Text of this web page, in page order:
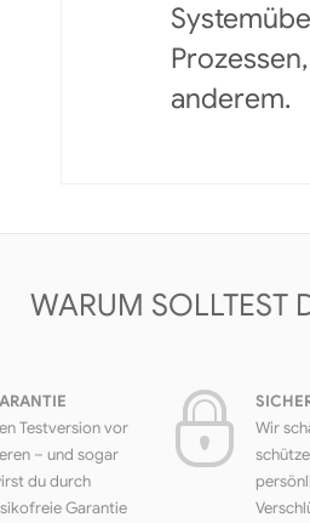
anderem.
WARUM SOLLTEST
Testversion vor
– und sogar
du durch
Garantie
Wir